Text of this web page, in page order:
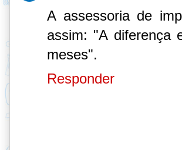
A assessoria de
assim: "A
meses".
Responder